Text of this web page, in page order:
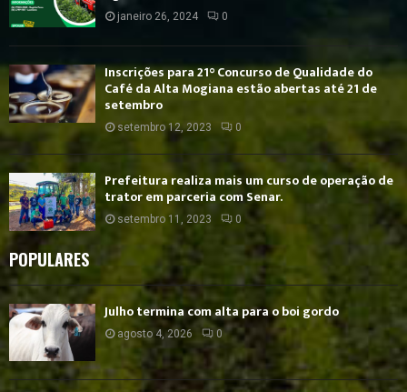
janeiro 26, 2024 0
Inscrições para 21° Concurso de Qualidade do
Café da Alta Mogiana estão abertas até 21 de
setembro
setembro 12, 2023 0
Prefeitura realiza mais um curso de operação de
trator em parceria com Senar.
setembro 11, 2023 0
POPULARES
Julho termina com alta para o boi gordo
agosto 4, 2026 0